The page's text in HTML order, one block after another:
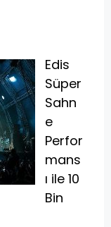
Edis
Süper
Sahn
e
Perfor
mans
ı ile 10
Bin